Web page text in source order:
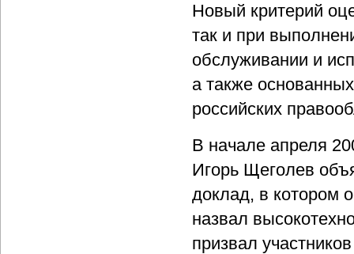
Новый критерий
так и при
обслуживании и
а также
российских
В начале апреля
Игорь Щеголев
доклад, в котором
назвал
призвал